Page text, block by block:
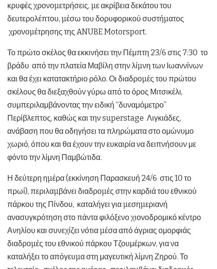
κρυφές χρονοµετρήσεις, µε ακρίβεια δεκάτου του
δευτερολέπτου, µέσω του δορυφορικού συστήµατος
χρονοµέτρησης της ANUBE Motorsport.
Το πρώτο σκέλος θα εκκινήσει την Πέμπτη 23/6 στις 7:30 το
βράδυ από την πλατεία Μαβίλη στην λίµνη των Ιωαννίνων
και θα έχει κατατακτήριο ρόλο. Οι διαδροµές του πρώτου
σκέλους θα διεξαχθούν γύρω από το όρος Μιτσικέλι,
συμπεριλαμβάνοντας την ειδική “δυναμόμετρο”
Περίβλεπτος, καθώς και την superstage Λιγκιάδες,
ανάβαση που θα οδηγήσει τα πληρώματα στο ομώνυμο
χωριό, όπου και θα έχουν την ευκαιρία να δειπνήσουν με
φόντο την λίμνη Παμβώτιδα.
Η δεύτερη ηµέρα (εκκίνηση Παρασκευή 24/6 στις 10 το
πρωί), περιλαµβάνει διαδροµές στην καρδιά του εθνικού
πάρκου της Πίνδου, καταλήγει για µεσηµεριανή
ανασυγκρότηση στο πάντα φιλόξενο χιονοδρομικό κέντρο
Ανηλίου και συνεχίζει νότια µέσα από άγριας ομορφιάς
διαδροµές του εθνικού πάρκου Τζουμέρκων, για να
καταλήξει το απόγευµα στη μαγευτική λίμνη Ζηρού. Το